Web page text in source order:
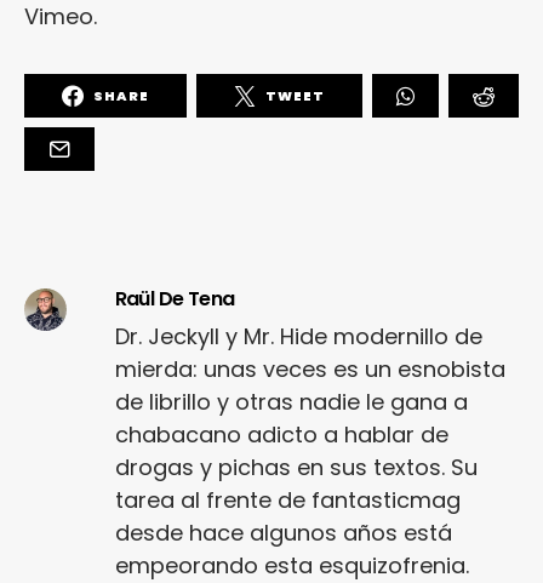
Vimeo.
SHARE TWEET
Raül De Tena
Dr. Jeckyll y Mr. Hide modernillo de
mierda: unas veces es un esnobista
de librillo y otras nadie le gana a
chabacano adicto a hablar de
drogas y pichas en sus textos. Su
tarea al frente de fantasticmag
desde hace algunos años está
empeorando esta esquizofrenia.